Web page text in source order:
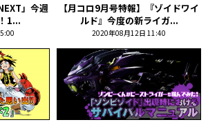
」今週
1...
【月コロ9月号特報】『ゾイドワイ
ルド』今度の新ライガ...
2020年08月12日 11:40